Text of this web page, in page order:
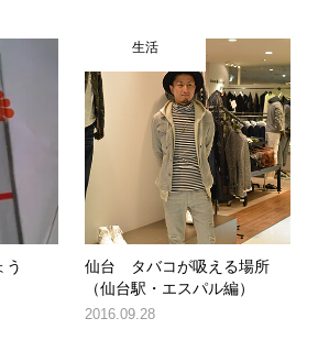
う
生活
仙台 タバコが吸える場所
（仙台駅・エスパル編）
2016.09.28